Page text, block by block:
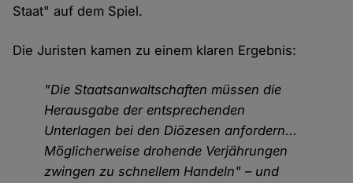
Staat" auf dem Spiel.
Die Juristen kamen zu einem klaren Ergebnis:
"Die Staatsanwaltschaften müssen die
Herausgabe der entsprechenden
Unterlagen bei den Diözesen anfordern...
Möglicherweise drohende Verjährungen
zwingen zu schnellem Handeln" – und